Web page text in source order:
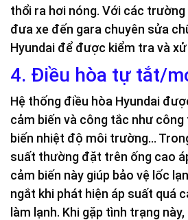
thổi ra hơi nóng. Với các trường
đưa xe đến gara chuyên sửa
Hyundai để được kiểm tra và
4. Điều hòa tự tắt/
Hệ thống điều hòa Hyundai
cảm biến và công tắc như
biến nhiệt độ môi trường…
suất thường đặt trên ống cao
cảm biến này giúp bảo vệ lốc
ngắt khi phát hiện áp suất quá
làm lạnh. Khi gặp tình trạng